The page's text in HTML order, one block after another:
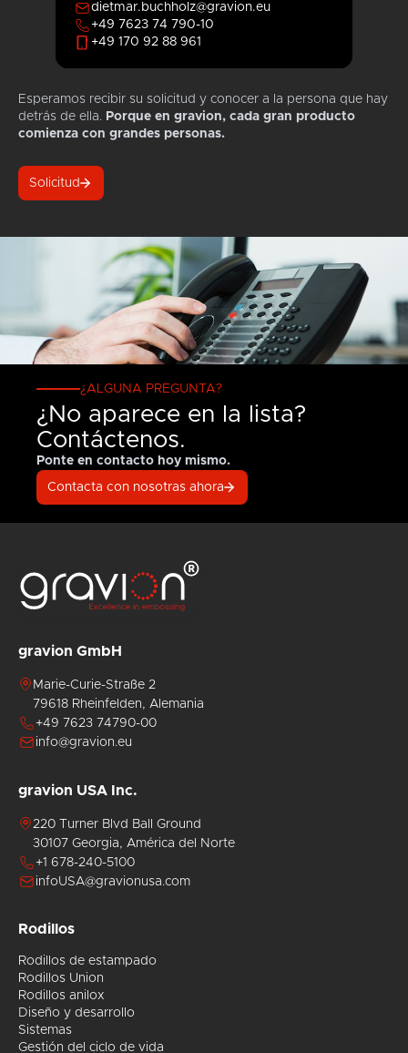
dietmar.buchholz@gravion.eu
+49 7623 74 790-10
+49 170 92 88 961
Esperamos recibir su solicitud y conocer a la persona que hay
detrás de ella. Porque en gravion, cada gran producto
comienza con grandes personas.
Solicitud
¿ALGUNA PREGUNTA?
¿No aparece en la lista?
Contáctenos.
Ponte en contacto hoy mismo.
Contacta con nosotras ahora
gravion GmbH
Marie-Curie-Straße 2
79618 Rheinfelden, Alemania
+49 7623 74790-00
info@gravion.eu
gravion USA Inc.
220 Turner Blvd Ball Ground
30107 Georgia, América del Norte
+1 678-240-5100
infoUSA@gravionusa.com
Rodillos
Rodillos de estampado
Rodillos Union
Rodillos anilox
Diseño y desarrollo
Sistemas
Gestión del ciclo de vida